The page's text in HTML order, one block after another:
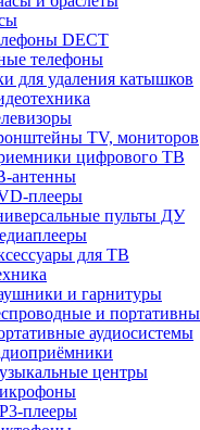
DECT
телефоны
для удаления катышков
TV, мониторов
цифрового ТВ
антенны
плееры
пульты ДУ
для ТВ
и гарнитуры
и
аудиосистемы
центры
плееры